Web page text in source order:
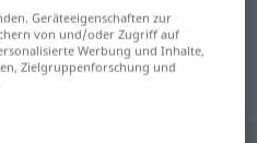
Geräteeigenschaften zur
von und/oder Zugriff auf
Werbung und Inhalte,
Zielgruppenforschung und